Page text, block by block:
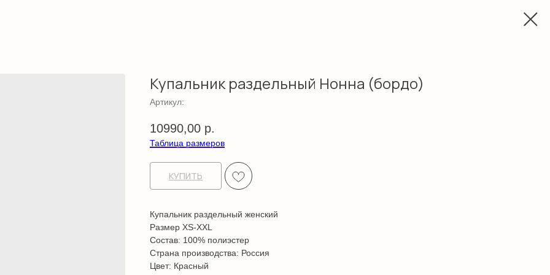
Купальник раздельный Нонна (бордо)
Артикул:
10990,00 р.
Таблица размеров
КУПИТЬ
Купальник раздельный женский
Размер XS-XXL
Состав: 100% полиэстер
Страна производства: Россия
Цвет: Красный